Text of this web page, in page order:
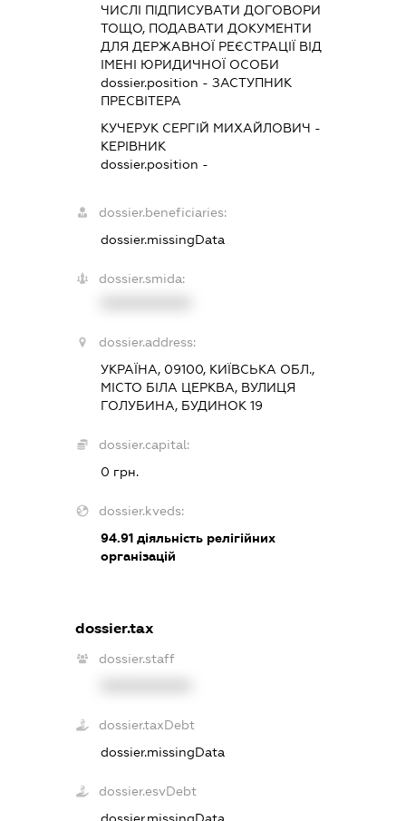
ЧИСЛІ ПІДПИСУВАТИ ДОГОВОРИ
ТОЩО, ПОДАВАТИ ДОКУМЕНТИ
ДЛЯ ДЕРЖАВНОЇ РЕЄСТРАЦІЇ ВІД
ІМЕНІ ЮРИДИЧНОЇ ОСОБИ
dossier.position - ЗАСТУПНИК
ПРЕСВІТЕРА
КУЧЕРУК СЕРГІЙ МИХАЙЛОВИЧ -
КЕРІВНИК
dossier.position -
dossier.beneficiaries:
dossier.missingData
dossier.smida:
dossier.address:
УКРАЇНА, 09100, КИЇВСЬКА ОБЛ.,
МІСТО БІЛА ЦЕРКВА, ВУЛИЦЯ
ГОЛУБИНА, БУДИНОК 19
dossier.capital:
0 грн.
dossier.kveds:
94.91 діяльність релігійних
організацій
dossier.tax
dossier.staff
dossier.taxDebt
dossier.missingData
dossier.esvDebt